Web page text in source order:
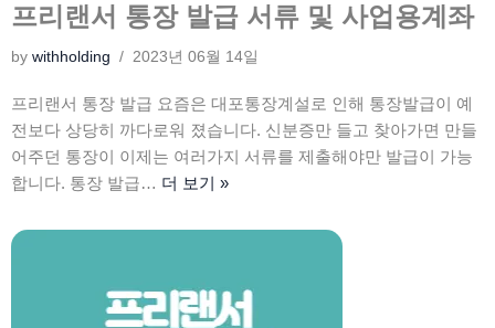
프리랜서 통장 발급 서류 및 사업용계좌
by withholding 2023년 06월 14일
프리랜서 통장 발급 요즘은 대포통장계설로 인해 통장발급이 예
전보다 상당히 까다로워 졌습니다. 신분증만 들고 찾아가면 만들
어주던 통장이 이제는 여러가지 서류를 제출해야만 발급이 가능
합니다. 통장 발급… 더 보기 »